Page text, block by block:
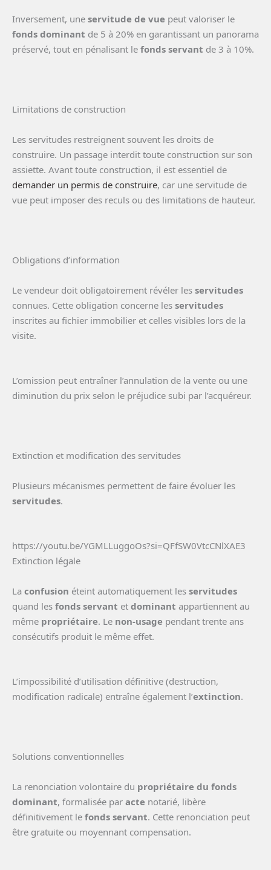
Inversement, une servitude de vue peut valoriser le
fonds dominant de 5 à 20% en garantissant un panorama
préservé, tout en pénalisant le fonds servant de 3 à 10%.
Limitations de construction
Les servitudes restreignent souvent les droits de
construire. Un passage interdit toute construction sur son
assiette. Avant toute construction, il est essentiel de
demander un permis de construire, car une servitude de
vue peut imposer des reculs ou des limitations de hauteur.
Obligations d’information
Le vendeur doit obligatoirement révéler les servitudes
connues. Cette obligation concerne les servitudes
inscrites au fichier immobilier et celles visibles lors de la
visite.
L’omission peut entraîner l’annulation de la vente ou une
diminution du prix selon le préjudice subi par l’acquéreur.
Extinction et modification des servitudes
Plusieurs mécanismes permettent de faire évoluer les
servitudes.
https://youtu.be/YGMLLuggoOs?si=QFfSW0VtcCNlXAE3
Extinction légale
La confusion éteint automatiquement les servitudes
quand les fonds servant et dominant appartiennent au
même propriétaire. Le non-usage pendant trente ans
consécutifs produit le même effet.
L’impossibilité d’utilisation définitive (destruction,
modification radicale) entraîne également l’extinction.
Solutions conventionnelles
La renonciation volontaire du propriétaire du fonds
dominant, formalisée par acte notarié, libère
définitivement le fonds servant. Cette renonciation peut
être gratuite ou moyennant compensation.